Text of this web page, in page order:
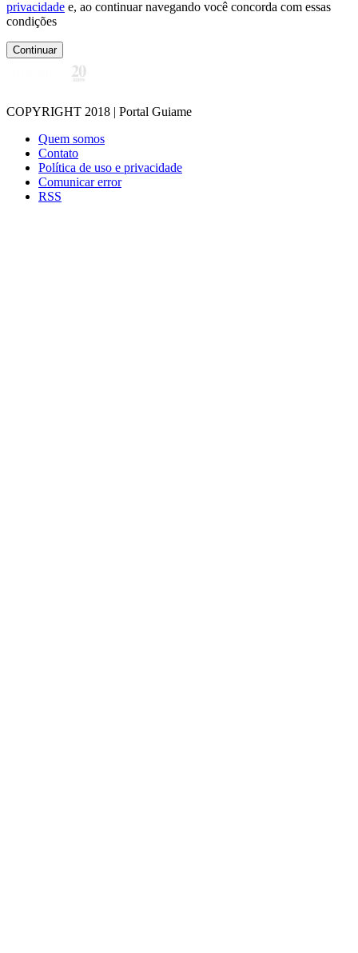
privacidade e, ao continuar navegando você concorda com essas
condições
Continuar
COPYRIGHT 2018 | Portal Guiame
Quem somos
Contato
Política de uso e privacidade
Comunicar error
RSS